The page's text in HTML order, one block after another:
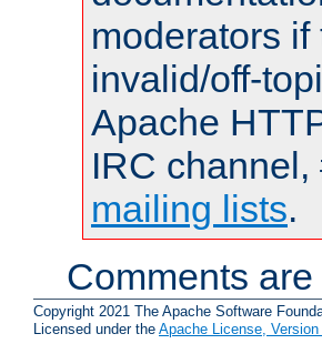
moderators
invalid/off-
Apache
IRC
mailing lists.
Comments
Copyright 2021 The Apache Software
Licensed under the Apache License, Version